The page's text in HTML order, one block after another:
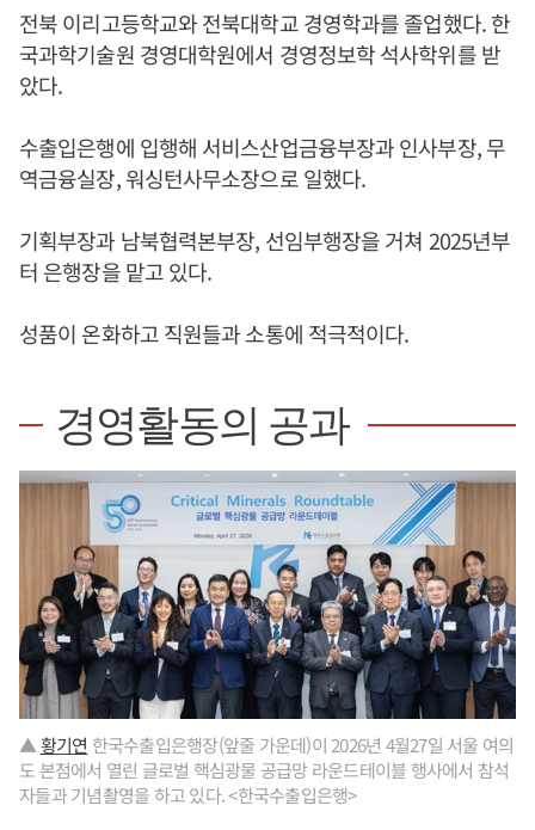
전북 이리고등학교와 전북대학교 경영학과를 졸업했다. 한
국과학기술원 경영대학원에서 경영정보학 석사학위를 받
았다.
수출입은행에 입행해 서비스산업금융부장과 인사부장, 무
역금융실장, 워싱턴사무소장으로 일했다.
기획부장과 남북협력본부장, 선임부행장을 거쳐 2025년부
터 은행장을 맡고 있다.
성품이 온화하고 직원들과 소통에 적극적이다.
경영활동의 공과
▲황기연 한국수출입은행장(앞줄 가운데)이 2026년 4월27일 서울 여의
도 본점에서 열린 글로벌 핵심광물 공급망 라운드테이블 행사에서 참석
자들과 기념촬영을 하고 있다. <한국수출입은행>